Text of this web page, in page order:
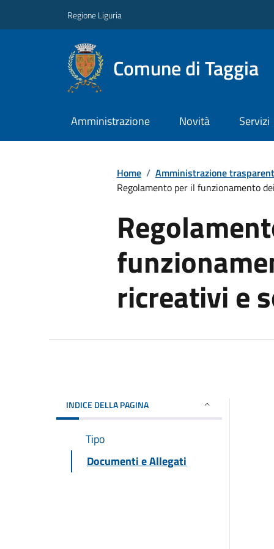
Regione Liguria
Comune di Taggia
Amministrazione Novità Servizi
Home / Amministrazione
Regolamento per il funzionamento
ricreativi e
INDICE DELLA PAGINA
Tipo
Documenti e Allegati